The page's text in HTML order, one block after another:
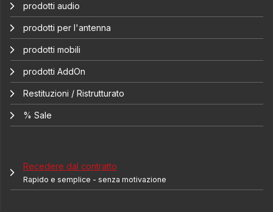
prodotti audio
prodotti per l'antenna
prodotti mobili
prodotti AddOn
Restituzioni / Ristrutturato
% Sale
Recedere dal contratto
Rapido e semplice - senza motivazione